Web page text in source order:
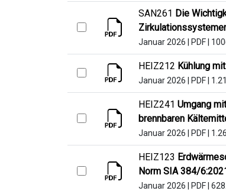
SAN261 Die
Januar 2026 PDF
HEIZ212 Kühlung
Januar 2026 PDF
HEIZ241 Umgang
brennbaren
Januar 2026 PDF
HEIZ123
Norm SIA 384/
Januar 2026 PDF